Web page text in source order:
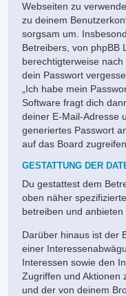
Webseiten zu
zu deinem
sorgsam um.
Betreibers, von phpBB
berechtigterweise
dein Passwort
„Ich habe mein
Software fragt dich
deiner E-Mail-Adresse
generiertes Passwort
auf das Board
GESTATTUNG DER
Du gestattest dem
oben näher
betreiben und anbieten
Darüber hinaus ist der
einer
Interessen sowie den
Zugriffen und Aktionen
und der von deinem